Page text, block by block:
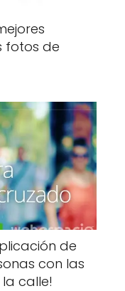
fotos de
de
con las
calle!